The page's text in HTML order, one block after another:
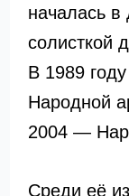
началась в
солисткой
В 1989
Народной
2004 —
Среди её